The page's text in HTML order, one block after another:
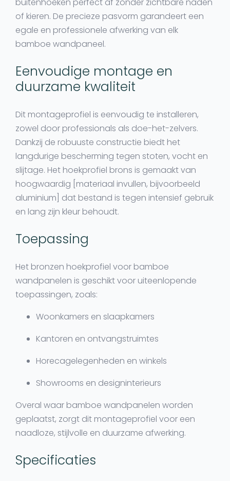
buitenhoeken perfect af zonder zichtbare naden
of kieren. De precieze pasvorm garandeert een
egale en professionele afwerking van elk
bamboe wandpaneel.
Eenvoudige montage en
duurzame kwaliteit
Dit montageprofiel is eenvoudig te installeren,
zowel door professionals als doe-het-zelvers.
Dankzij de robuuste constructie biedt het
langdurige bescherming tegen stoten, vocht en
slijtage. Het hoekprofiel brons is gemaakt van
hoogwaardig [materiaal invullen, bijvoorbeeld
aluminium] dat bestand is tegen intensief gebruik
en lang zijn kleur behoudt.
Toepassing
Het bronzen hoekprofiel voor bamboe
wandpanelen is geschikt voor uiteenlopende
toepassingen, zoals:
Woonkamers en slaapkamers
Kantoren en ontvangstruimtes
Horecagelegenheden en winkels
Showrooms en designinterieurs
Overal waar bamboe wandpanelen worden
geplaatst, zorgt dit montageprofiel voor een
naadloze, stijlvolle en duurzame afwerking.
Specificaties